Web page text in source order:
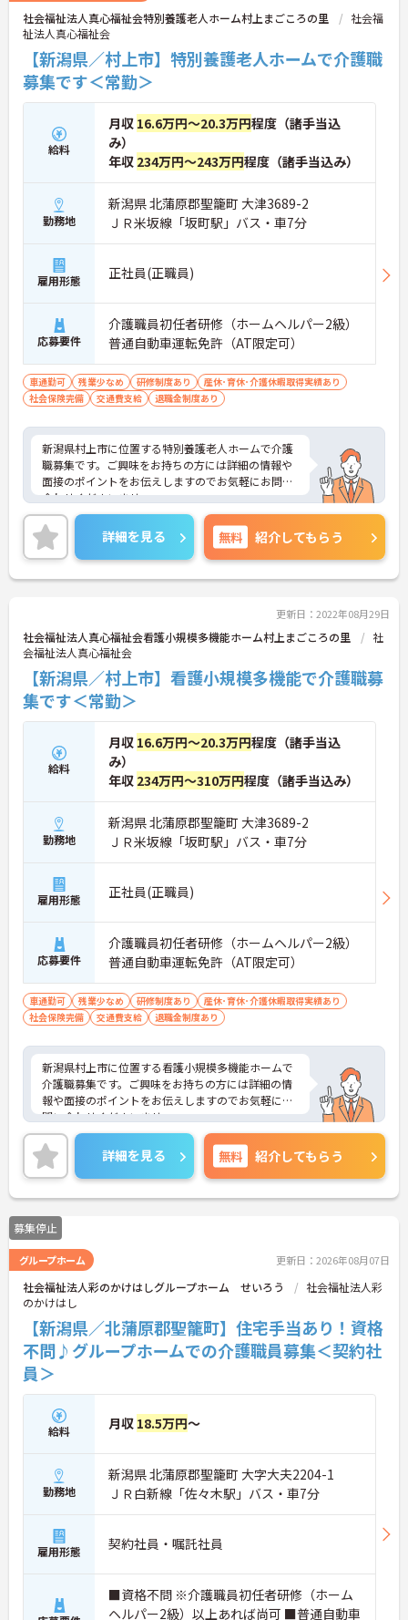
社会福祉法人真心福祉会特別養護老人ホーム村上まごころの里
社会福
祉法人真心福祉会
【新潟県／村上市】特別養護老人ホームで介護職
募集です＜常勤＞
給料
月収 16.6万円～20.3万円程度（諸手当込
み）
年収 234万円～243万円程度（諸手当込み）
勤務地
新潟県 北蒲原郡聖籠町 大津3689-2
ＪＲ米坂線「坂町駅」バス・車7分
雇用形態 正社員(正職員)
応募要件
介護職員初任者研修（ホームヘルパー2級）
普通自動車運転免許（AT限定可）
車通勤可 残業少なめ 研修制度あり
産休･育休･介護休暇取得実績あり
社会保険完備
交通費支給 退職金制度あり
新潟県村上市に位置する特別養護老人ホームで介護
職募集です。ご興味をお持ちの方には詳細の情報や
面接のポイントをお伝えしますのでお気軽にお問い
合わせくださいませ。
詳細を見る 無料 紹介してもらう
更新日：2022年08月29日
社会福祉法人真心福祉会看護小規模多機能ホーム村上まごころの里
社
会福祉法人真心福祉会
【新潟県／村上市】看護小規模多機能で介護職募
集です＜常勤＞
給料
月収 16.6万円～20.3万円程度（諸手当込
み）
年収 234万円～310万円程度（諸手当込み）
勤務地
新潟県 北蒲原郡聖籠町 大津3689-2
ＪＲ米坂線「坂町駅」バス・車7分
雇用形態 正社員(正職員)
応募要件
介護職員初任者研修（ホームヘルパー2級）
普通自動車運転免許（AT限定可）
車通勤可 残業少なめ 研修制度あり
産休･育休･介護休暇取得実績あり
社会保険完備
交通費支給 退職金制度あり
新潟県村上市に位置する看護小規模多機能ホームで
介護職募集です。ご興味をお持ちの方には詳細の情
報や面接のポイントをお伝えしますのでお気軽にお
問い合わせくださいませ。
詳細を見る 無料 紹介してもらう
募集停止
グループホーム 更新日：2026年08月07日
社会福祉法人彩のかけはしグループホーム せいろう
社会福祉法人彩
のかけはし
【新潟県／北蒲原郡聖籠町】住宅手当あり！資格
不問♪グループホームでの介護職員募集＜契約社
員＞
給料 月収 18.5万円～
勤務地
新潟県 北蒲原郡聖籠町 大字大夫2204-1
ＪＲ白新線「佐々木駅」バス・車7分
雇用形態 契約社員・嘱託社員
■資格不問 ※介護職員初任者研修（ホーム
ヘルパー2級）以上あれば尚可 ■普通自動車